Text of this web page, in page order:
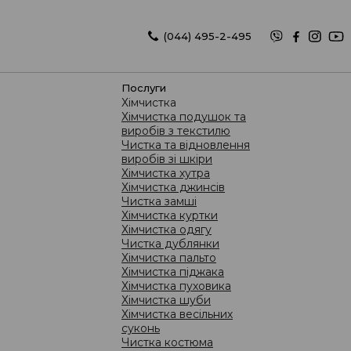
(044) 495-2-495
(067) 626-2-495
послуги
Хімчистка
Хімчистка подушок та
виробів з текстилю
Чистка та відновлення
виробів зі шкіри
Хімчистка хутра
Хімчистка джинсів
Чистка замші
Хімчистка куртки
Хімчистка одягу
Чистка дублянки
Хімчистка пальто
Хімчистка піджака
Хімчистка пуховика
Хімчистка шуби
Хімчистка весільних
суконь
Чистка костюма
Чи є "вік" у плями? Чи можна вивести пляму місячної